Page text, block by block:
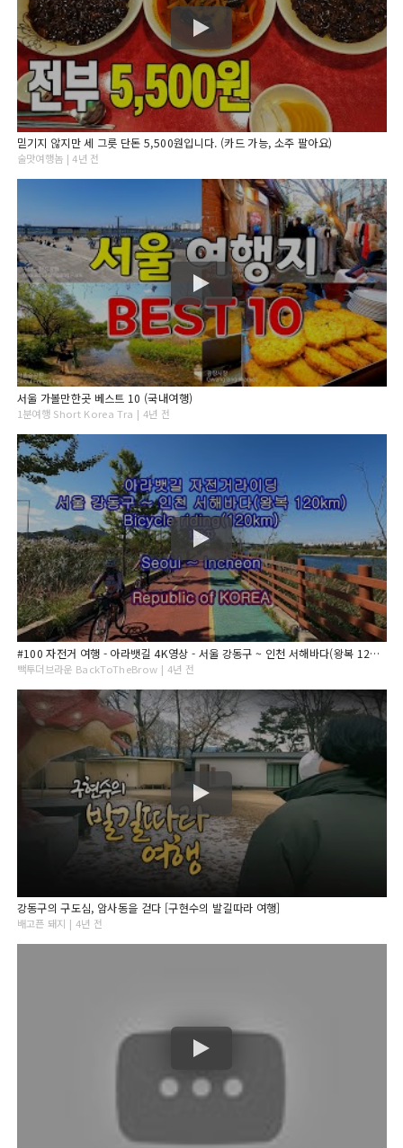
믿기지 않지만 세 그릇 단돈 5,500원입니다. (카드 가능, 소주 팔아요)
술맛여행놈 | 4년 전
서울 가볼만한곳 베스트 10 (국내여행)
1분여행 Short Korea Tra | 4년 전
#100 자전거 여행 - 아라뱃길 4K영상 - 서울 강동구 ~ 인천 서해바다(왕복 120km) - Bicycle riding(120km) Seoul ~ Incheo, KOREA
빽투더브라운 BackToTheBrow | 4년 전
강동구의 구도심, 암사동을 걷다 [구현수의 발길따라 여행]
배고픈 돼지 | 4년 전